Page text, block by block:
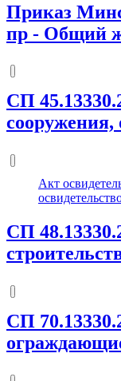
Приказ
пр - Общий
СП
Акт
СП
СП